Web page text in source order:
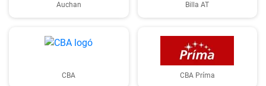
Auchan Billa AT
CBA CBA Príma